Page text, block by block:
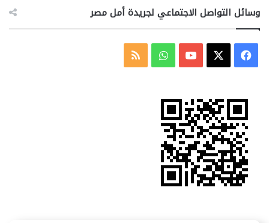
وسائل التواصل الاجتماعي لجريدة أمل مصر
فيسبوك ‫YouTubeواتسابملخص